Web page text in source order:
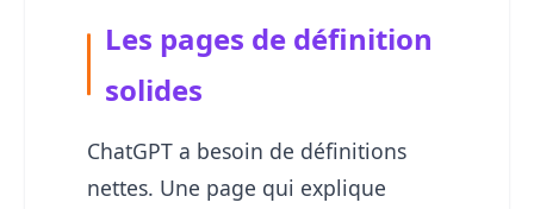
Les pages de définition
solides
ChatGPT a besoin de définitions
nettes. Une page qui explique